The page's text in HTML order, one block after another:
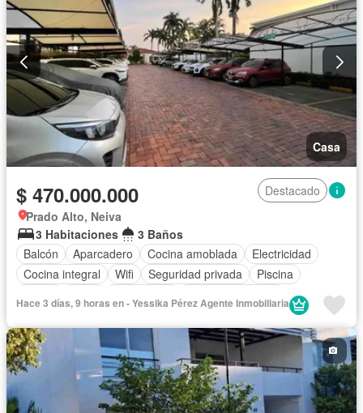
Casa
$ 470.000.000
Destacado
Prado Alto, Neiva
3 Habitaciones
3 Baños
Balcón
Aparcadero Cocina amoblada
Electricidad
Cocina integral
Wifi Seguridad privada
Piscina
Hace 3 días, 9 horas en - Yessika Pérez Agente Inmobiliaria